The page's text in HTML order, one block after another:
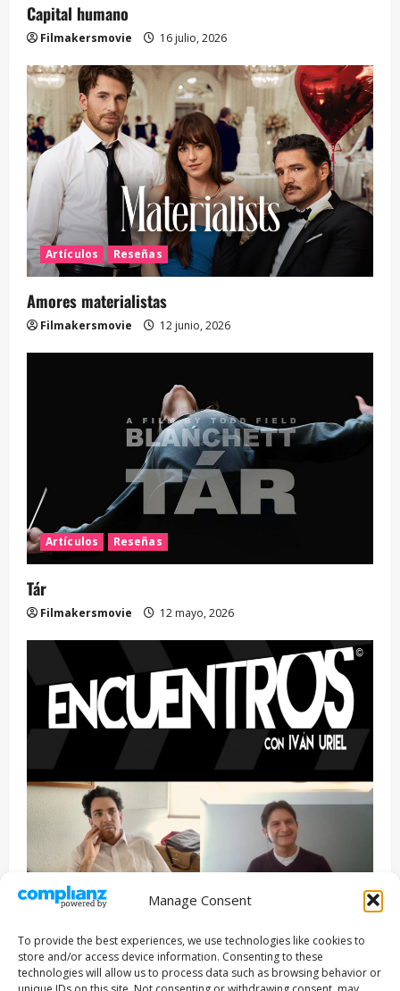
Manage Consent
To provide the best experiences, we use technologies like cookies to
store and/or access device information. Consenting to these
technologies will allow us to process data such as browsing behavior or
Capital humano
Filmakersmovie 16 julio, 2026
Artículos Reseñas
Amores materialistas
Filmakersmovie 12 junio, 2026
Artículos Reseñas
Tár
Filmakersmovie 12 mayo, 2026
Entrevista Series
ENCUENTROS CON IVÁN URIEL T3E22: JUAN PATRICIO
RIVEROLL